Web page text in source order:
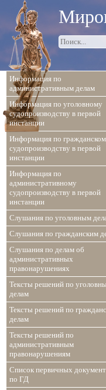
Информация по
административным делам
Информация по уголовному
судопроизводству в первой
инстанции
Информация по
судопроизводству в первой
инстанции
Информация по
административному
судопроизводству в первой
инстанции
Слушания по уголовным
Слушания по гражданским
Слушания по делам об
административных
правонарушениях
Тексты решений по
делам
Тексты решений по
делам
Тексты решений по
административным
правонарушениям
Список первичных
по ГД